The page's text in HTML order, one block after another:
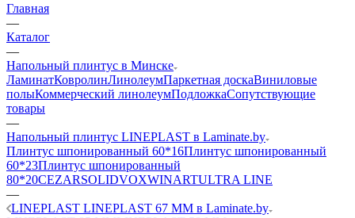
Главная
—
Каталог
—
Напольный плинтус в Минске
ЛаминатКовролинЛинолеумПаркетная доскаВиниловые
полыКоммерческий линолеумПодложкаСопутствующие
товары
—
Напольный плинтус LINEPLAST в Laminate.by
Плинтус шпонированный 60*16Плинтус шпонированный
60*23Плинтус шпонированный
80*20CEZARSOLIDVOXWINARTULTRA LINE
—
LINEPLAST LINEPLAST 67 ММ в Laminate.by